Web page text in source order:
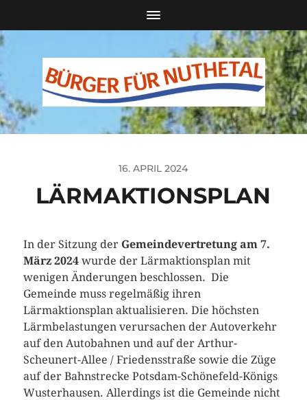
16. APRIL 2024
LÄRMAKTIONSPLAN
In der Sitzung der Gemeindevertretung am 7.
März 2024wurde der Lärmaktionsplan mit
wenigen Änderungen beschlossen. Die
Gemeinde muss regelmäßig ihren
Lärmaktionsplan aktualisieren. Die höchsten
Lärmbelastungen verursachen der Autoverkehr
auf den Autobahnen und auf der Arthur-
Scheunert-Allee / Friedensstraße sowie die Züge
auf der Bahnstrecke Potsdam-Schönefeld-Königs
Wusterhausen. Allerdings ist die Gemeinde nicht